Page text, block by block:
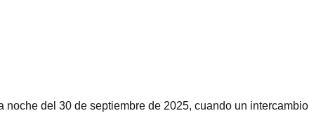
del 30 de septiembre de 2025, cuando un intercambio